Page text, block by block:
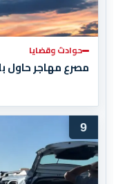
حوادث وقضايا
مصرع مهاجر حاول
9